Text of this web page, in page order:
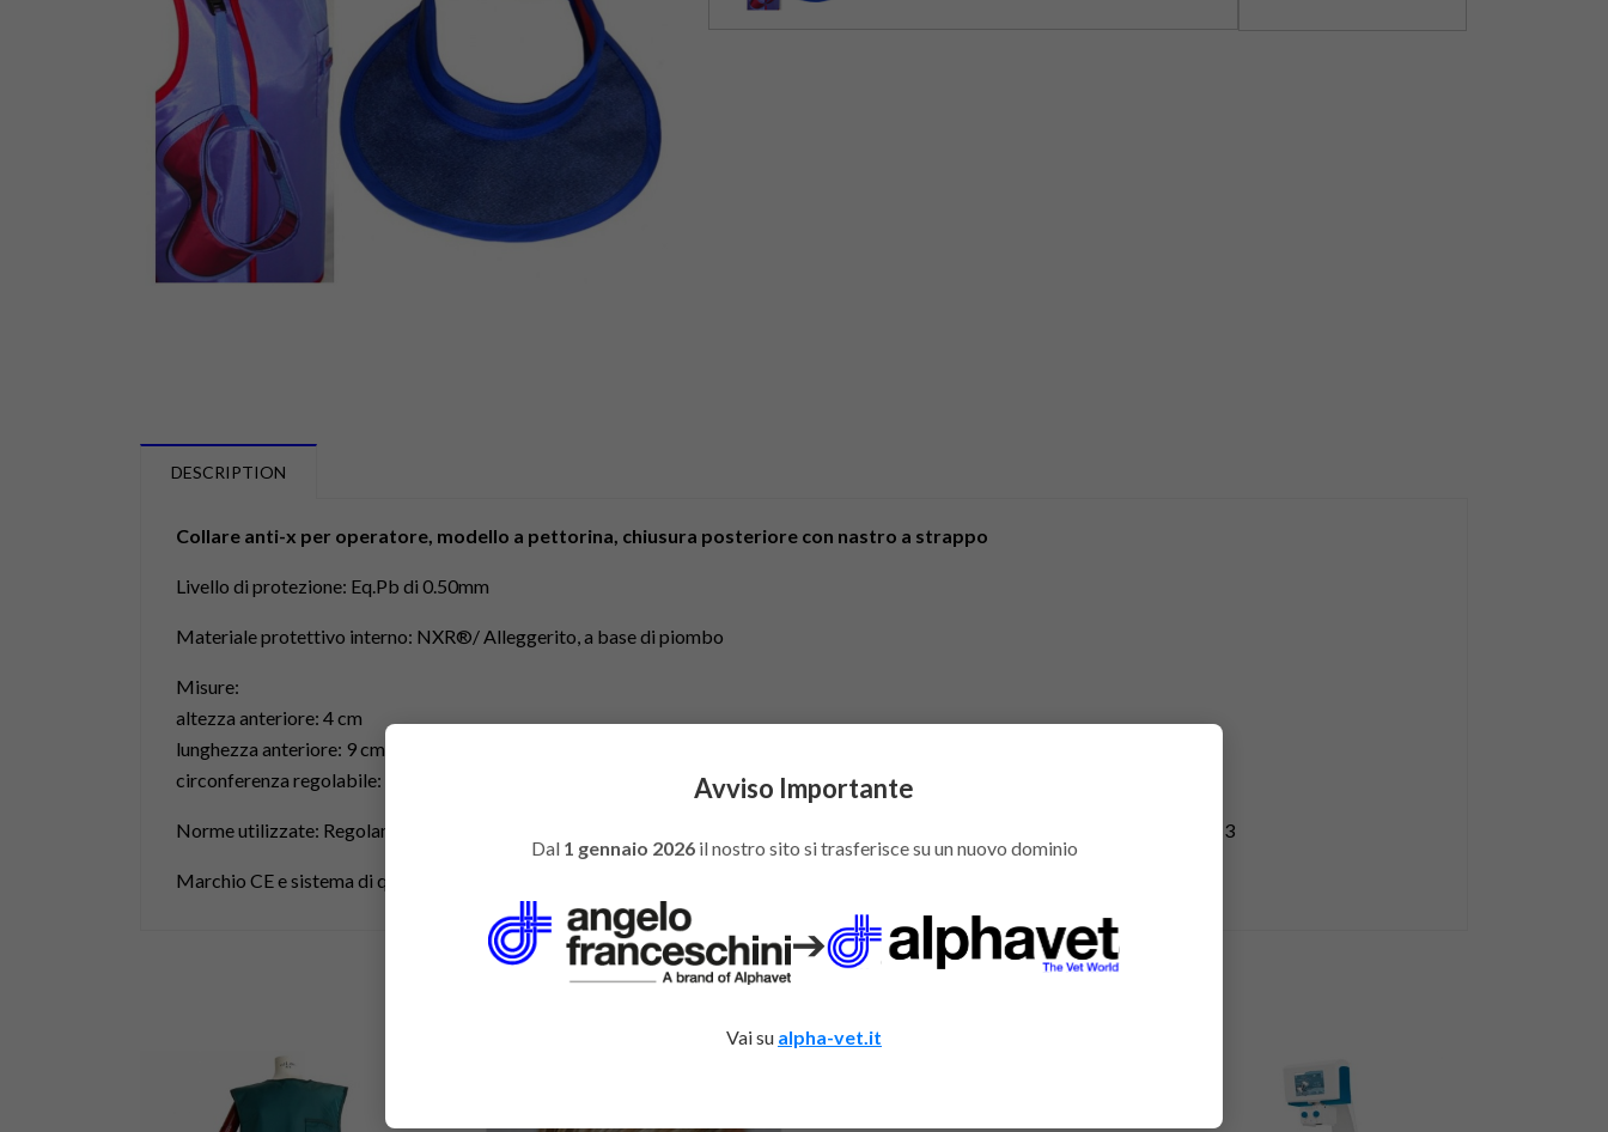
DESCRIPTION
Collare anti-x per operatore, modello a pettorina, chiusura posteriore con nastro a strappo
Livello di protezione: Eq.Pb di 0.50mm
Materiale protettivo interno: NXR®/ Alleggerito, a base di piombo
Misure:
altezza anteriore: 4 cm
lunghezza anteriore: 9 cm
circonferenza regolabile: da 37 a 53cm
Norme utilizzate: Regolamento EU 2016 / 425 IEC 61331-1:2014 / IEC 61331-3:2014 / EN 13402-3 : 2014 / EN ISO 13688:2013
Marchio CE e sistema di qualità ISO9001
You might also like
Avviso Importante
Dal 1 gennaio 2026il nostro sito si trasferisce su un nuovo dominio
➔
Vai su alpha-vet.it